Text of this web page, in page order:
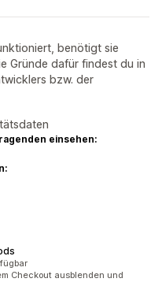
benötigt sie
Gründe dafür findest du in
bzw. der
einsehen:
Checkout ausblenden und